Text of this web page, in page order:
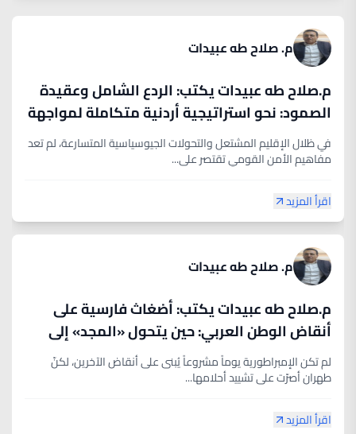
م. صلاح طه عبيدات
م.صلاح طه عبيدات يكتب: الردع الشامل وعقيدة
الصمود: نحو استراتيجية أردنية متكاملة لمواجهة
التحديات المصيرية
في ظلال الإقليم المشتعل والتحولات الجيوسياسية المتسارعة، لم تعد
مفاهيم الأمن القومي تقتصر على...
اقرأ المزيد
م. صلاح طه عبيدات
م.صلاح طه عبيدات يكتب: أضغاث فارسية على
أنقاض الوطن العربي: حين يتحول «المجد» إلى
خرائب
لم تكن الإمبراطورية يوماً مشروعاً يُبنى على أنقاض الآخرين، لكنّ
طهران أصرّت على تشييد أحلامها...
اقرأ المزيد